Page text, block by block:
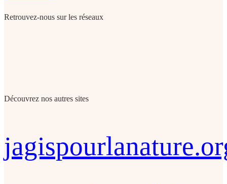
Retrouvez-nous sur les réseaux
Découvrez nos autres sites